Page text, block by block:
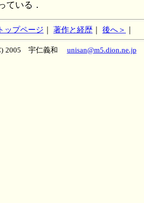
ている．
トップページ 著作と経歴 後へ＞
2005 宇仁義和 unisan@m5.dion.ne.jp